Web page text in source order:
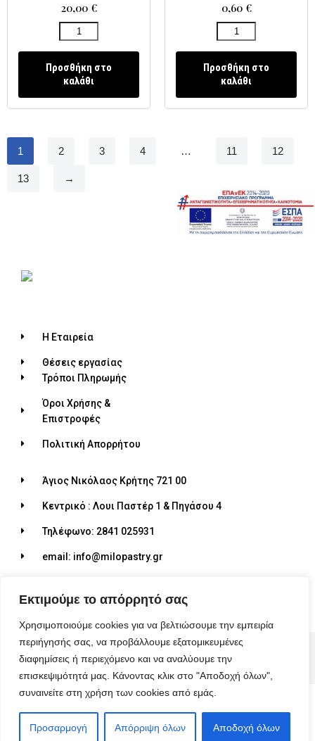
Εκτιμούμε το απόρρητό σας
Χρησιμοποιούμε cookies για να βελτιώσουμε την εμπειρία
περιήγησής σας, να προβάλλουμε εξατομικευμένες
διαφημίσεις ή περιεχόμενο και να αναλύουμε την
επισκεψιμότητά μας. Κάνοντας κλικ στο "Αποδοχή όλων",
συναινείτε στη χρήση των cookies από εμάς.
Προσαρμογή Απόρριψη όλων Αποδοχή όλων
20,00 €
Προσθήκη στο
καλάθι
0,60 €
Προσθήκη στο
καλάθι
1 2 3 4 … 11 12
13 →
Η Εταιρεία
Θέσεις εργασίας
Τρόποι Πληρωμής
Όροι Χρήσης &
Επιστροφές
Πολιτική Απορρήτου
Άγιος Νικόλαος Κρήτης 721 00
Κεντρικό : Λουι Παστέρ 1 & Πηγάσου 4
Τηλέφωνο: 2841 025931
email: info@milopastry.gr
© 2026 ALL RIGHTS RESERVED​